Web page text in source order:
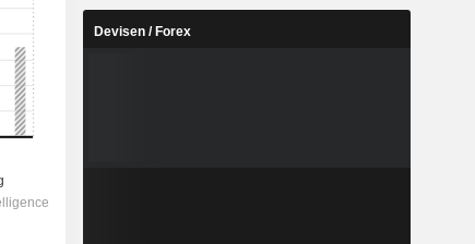
Devisen / Forex